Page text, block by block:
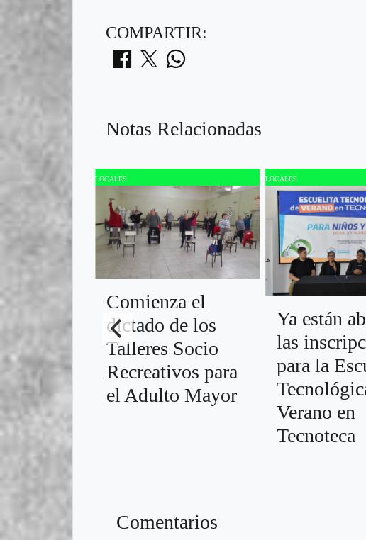
COMPARTIR:
Notas Relacionadas
LOCALES
Comienza el
dictado de los
Talleres Socio
Recreativos para
el Adulto Mayor
LOCALES
Ya están
las
para la
Verano en
Tecnoteca
Comentarios